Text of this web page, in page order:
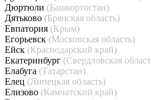
Дюртюли (Башкортостан)
Дятьково (Брянская область)
Евпатория (Крым)
Егорьевск (Московская область)
Ейск (Краснодарский край)
Екатеринбург (Свердловская
Елабуга (Татарстан)
Елец (Липецкая область)
Елизово (Камчатский край)